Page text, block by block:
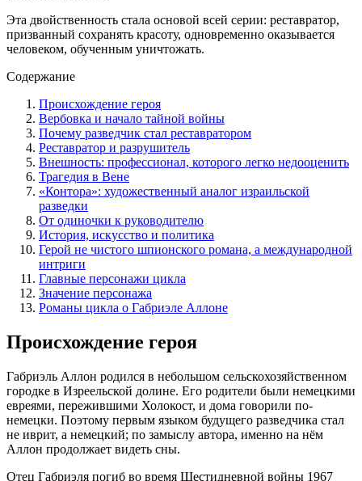
Эта двойственность стала основой всей серии: реставратор,
призванный сохранять красоту, одновременно оказывается
человеком, обученным уничтожать.
Содержание
Происхождение героя
Вербовка и начало тайной войны
Почему разведчик стал реставратором
Реставратор и разрушитель
Внешность: профессионал, которого легко недооценить
Трагедия в Вене
«Контора»: художественный аналог израильской
разведки
От одиночки к руководителю
История, искусство и политика
Герой не чистого шпионского романа, а международной
интриги
Главные персонажи цикла
Значение персонажа
Романы цикла о Габриэле Аллоне
Происхождение героя
Габриэль Аллон родился в небольшом сельскохозяйственном
городке в Изреельской долине. Его родители были немецкими
евреями, пережившими Холокост, и дома говорили по-
немецки. Поэтому первым языком будущего разведчика стал
не иврит, а немецкий; по замыслу автора, именно на нём
Аллон продолжает видеть сны.
Отец Габриэля погиб во время Шестидневной войны 1967